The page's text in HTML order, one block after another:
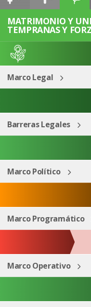
ESP
MATRIMONIO Y
TEMPRANAS Y
Marco Legal
Barreras Legales
Marco Político
Marco Programático
Marco Operativo